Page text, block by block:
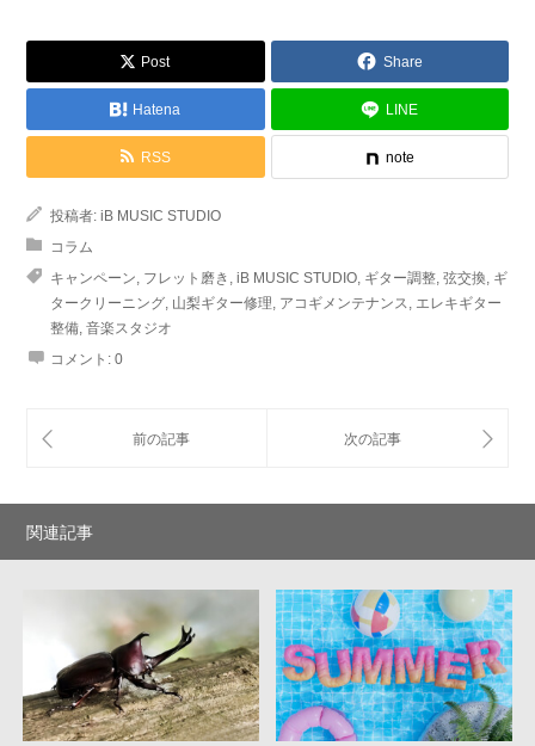
Post Share
Hatena LINE
RSS note
投稿者: iB MUSIC STUDIO
コラム
キャンペーン, フレット磨き , iB MUSIC STUDIO, ギター調整, 弦交換, ギ
タークリーニング, 山梨ギター修理, アコギメンテナンス, エレキギター
整備, 音楽スタジオ
コメント: 0
関連記事